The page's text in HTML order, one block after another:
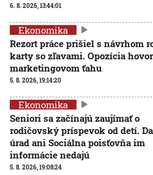
6. 8. 2026, 13:44:01
Ekonomika
Rezort práce prišiel s návrhom
karty so zľavami. Opozícia
marketingovom ťahu
5. 8. 2026, 19:14:20
Ekonomika
Seniori sa začínajú zaujímať o
rodičovský príspevok od detí.
úrad ani Sociálna poisťovňa im
informácie nedajú
5. 8. 2026, 19:08:24